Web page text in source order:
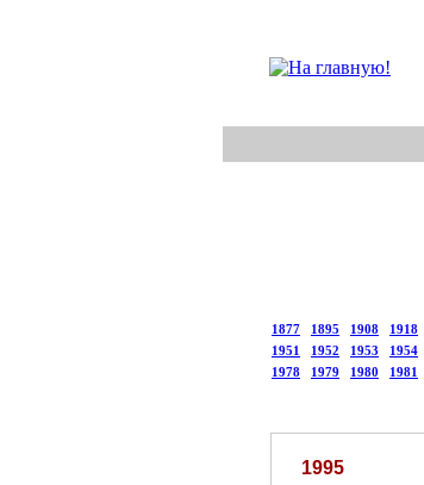
1877 1895 1908 1918
1951
1952 1953 1954
1978
1979 1980 1981
1995